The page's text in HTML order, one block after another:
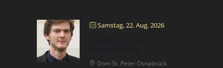
Samstag, 22. Aug. 2026
Dom St. Peter Osnabrück